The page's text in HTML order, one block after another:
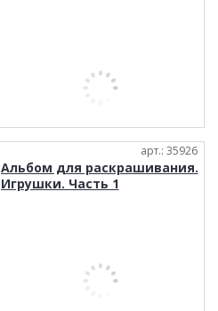
арт.: 35926
Альбом для раскрашивания.
Игрушки. Часть 1